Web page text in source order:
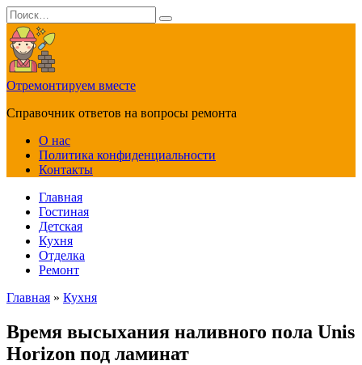
Перейти
к
содержанию
Search
for:
Отремонтируем вместе
Справочник ответов на вопросы ремонта
О нас
Политика конфиденциальности
Контакты
Главная
Гостиная
Детская
Кухня
Отделка
Ремонт
Главная » Кухня
Время высыхания наливного пола Unis
Horizon под ламинат